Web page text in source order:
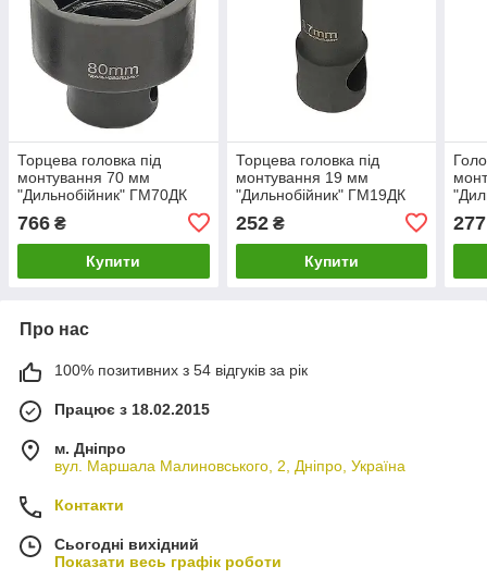
Торцева головка під
монтування 70 мм
"Дильнобійник" ГМ70ДК
766 ₴
Купити
Торцева головка під
монтування 19 мм
"Дильнобійник" ГМ19ДК
252₴
Купити
277
Про нас
100% позитивних з 54 відгуків за рік
Працює з 18.02.2015
м. Дніпро
вул. Маршала Малиновського, 2, Дніпро, Україна
Контакти
Сьогодні вихідний
Показати весь графік роботи